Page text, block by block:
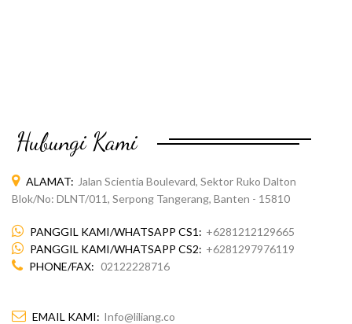
Hubungi Kami
ALAMAT: Jalan Scientia Boulevard, Sektor Ruko Dalton
Blok/No: DLNT/011, Serpong Tangerang, Banten - 15810
PANGGIL KAMI/WHATSAPP CS1: +6281212129665
PANGGIL KAMI/WHATSAPP CS2: +6281297976119
PHONE/FAX: 02122228716
EMAIL KAMI: Info@liliang.co